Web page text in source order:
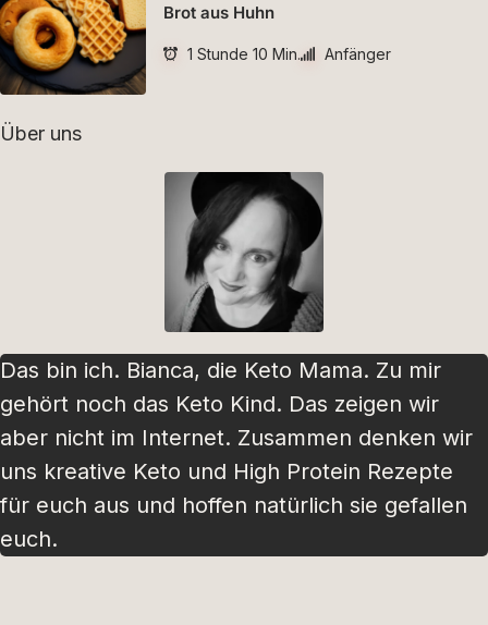
Brot aus Huhn
1 Stunde 10 Min. Anfänger
Über uns
Das bin ich. Bianca, die Keto Mama. Zu mir
gehört noch das Keto Kind. Das zeigen wir
aber nicht im Internet. Zusammen denken wir
uns kreative Keto und High Protein Rezepte
für euch aus und hoffen natürlich sie gefallen
euch.